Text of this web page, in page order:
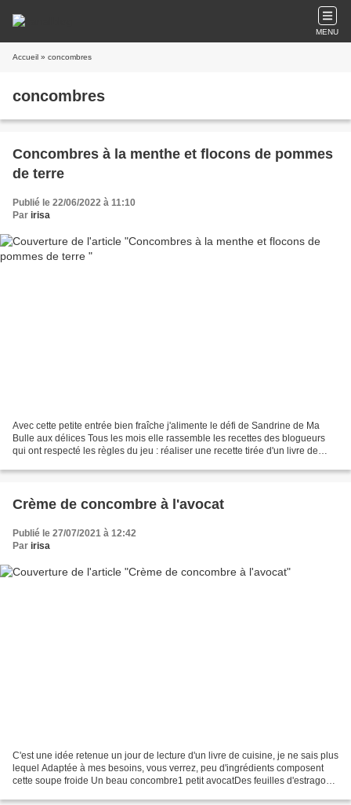
MENU
Accueil » concombres
concombres
Concombres à la menthe et flocons de pommes
de terre
Publié le 22/06/2022 à 11:10
Par irisa
Avec cette petite entrée bien fraîche j'alimente le défi de Sandrine de Ma
Bulle aux délices Tous les mois elle rassemble les recettes des blogueurs
qui ont respecté les règles du jeu : réaliser une recette tirée d'un livre de
Crème de concombre à l'avocat
Publié le 27/07/2021 à 12:42
Par irisa
C'est une idée retenue un jour de lecture d'un livre de cuisine, je ne sais plus
lequel Adaptée à mes besoins, vous verrez, peu d'ingrédients composent
cette soupe froide Un beau concombre1 petit avocatDes feuilles d'estragon